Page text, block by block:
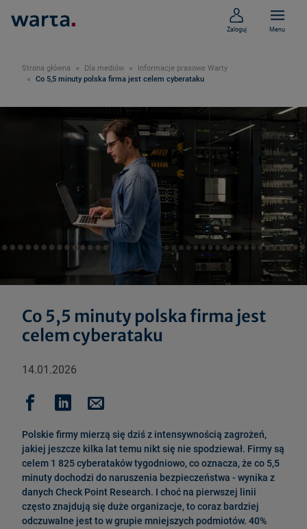
Zaloguj Menu
Strona główna Dla mediów
Informacje prasowe Warty
Co 5,5 minuty polska firma jest celem cyberataku
14.01.2026
Co 5,5 minuty polska firma jest
celem cyberataku
Polskie firmy mierzą się dziś z intensywnością zagrożeń,
jakiej jeszcze kilka lat temu nikt się nie spodziewał. Firmy są
celem 1 825 cyberataków tygodniowo, co oznacza, że co 5,5
minuty dochodzi do naruszenia bezpieczeństwa - wynika z
danych Check Point Research. I choć na pierwszej linii
często znajdują się duże organizacje, to coraz bardziej
odczuwalne jest to w grupie mniejszych podmiotów. 40%